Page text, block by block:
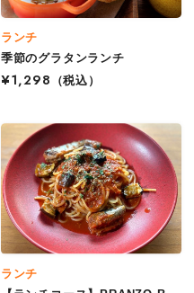
ランチ
季節のグラタンランチ
¥1,298
（税込）
ランチ